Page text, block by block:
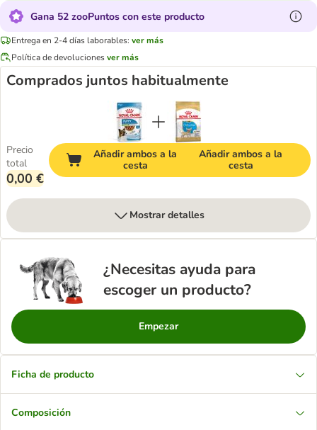
Gana 52 zooPuntos con este producto
Entrega en 2-4 días laborables: ver más
Política de devolucionesver más
Comprados juntos habitualmente
Precio
total
0,00 €
Añadir ambos a la
cesta
Añadir ambos a la
cesta
Mostrar detalles
¿Necesitas ayuda para
escoger un producto?
Empezar
Ficha de producto
Composición